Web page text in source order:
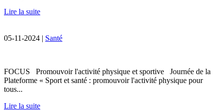
Lire la suite
05-11-2024 | Santé
FOCUS Promouvoir l'activité physique et sportive Journée de la
Plateforme « Sport et santé : promouvoir l'activité physique pour
tous...
Lire la suite